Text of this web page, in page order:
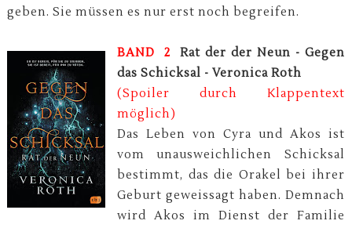
geben. Sie müssen es nur erst noch begreifen.
BAND 2
Rat der der Neun - Gegen
das Schicksal - Veronica Roth
(Spoiler durch Klappentext
möglich)
Das Leben von Cyra und Akos ist
vom unausweichlichen Schicksal
bestimmt, das die Orakel bei ihrer
Geburt geweissagt haben. Demnach
wird Akos im Dienst der Familie